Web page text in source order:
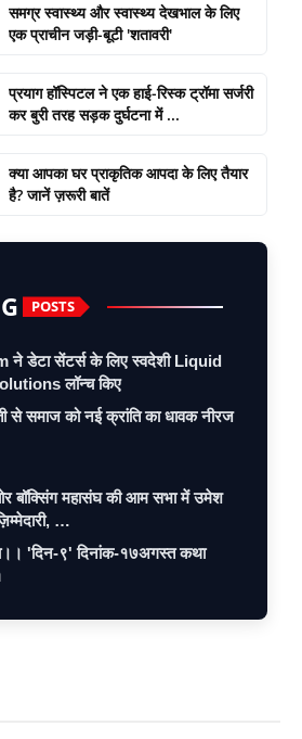
समग्र स्वास्थ्य और स्वास्थ्य देखभाल के लिए
एक प्राचीन जड़ी-बूटी 'शतावरी'
प्रयाग हॉस्पिटल ने एक हाई-रिस्क ट्रॉमा सर्जरी
कर बुरी तरह सड़क दुर्घटना में ...
क्या आपका घर प्राकृतिक आपदा के लिए तैयार
है? जानें ज़रूरी बातें
POSTS
ने डेटा सेंटर्स के लिए स्वदेशी Liquid
लॉन्च किए
से समाज को नई क्रांति का धावक नीरज
बॉक्सिंग महासंघ की आम सभा में उमेश
…
'दिन-९' दिनांक-१७अगस्त कथा